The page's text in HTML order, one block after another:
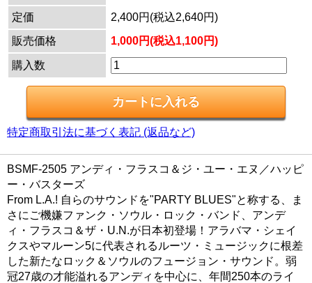
定価
2,400円(税込2,640円)
販売価格
1,000円(税込1,100円)
購入数
特定商取引法に基づく表記 (返品など)
BSMF-2505 アンディ・フラスコ＆ジ・ユー・エヌ／ハッピ
ー・バスターズ
From L.A.! 自らのサウンドを"PARTY BLUES"と称する、ま
さにご機嫌ファンク・ソウル・ロック・バンド、アンデ
ィ・フラスコ＆ザ・U.N.が日本初登場！アラバマ・シェイ
クスやマルーン5に代表されるルーツ・ミュージックに根差
した新たなロック＆ソウルのフュージョン・サウンド。弱
冠27歳の才能溢れるアンディを中心に、年間250本のライ